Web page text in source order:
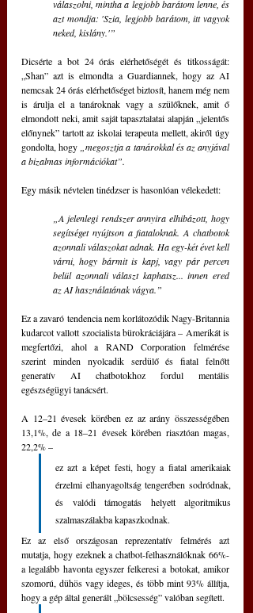
válaszolni, mintha a legjobb barátom lenne, és
azt mondja: 'Szia, legjobb barátom, itt vagyok
neked, kislány.'”
Dicsérte a bot 24 órás elérhetőségét és titkosságát:
„Shan” azt is elmondta a Guardiannek, hogy az AI
nemcsak 24 órás elérhetőséget biztosít, hanem még nem
is árulja el a tanároknak vagy a szülőknek, amit ő
elmondott neki, amit saját tapasztalatai alapján „jelentős
előnynek” tartott az iskolai terapeuta mellett, akiről úgy
gondolta, hogy „megosztja a tanárokkal és az anyjával
a bizalmas információkat”.
Egy másik névtelen tinédzser is hasonlóan vélekedett:
„A jelenlegi rendszer annyira elhibázott, hogy
segítséget nyújtson a fiataloknak. A chatbotok
azonnali válaszokat adnak. Ha egy-két évet kell
várni, hogy bármit is kapj, vagy pár percen
belül azonnali választ kaphatsz... innen ered
az AI használatának vágya.”
Ez a zavaró tendencia nem korlátozódik Nagy-Britannia
kudarcot vallott szocialista bürokráciájára – Amerikát is
megfertőzi, ahol a RAND Corporation felmérése
szerint minden nyolcadik serdülő és fiatal felnőtt
generatív AI chatbotokhoz fordul mentális
egészségügyi tanácsért.
A 12–21 évesek körében ez az arány összességében
13,1%, de a 18–21 évesek körében riasztóan magas,
22,2% –
ez azt a képet festi, hogy a fiatal amerikaiak
érzelmi elhanyagoltság tengerében sodródnak,
és valódi támogatás helyett algoritmikus
szalmaszálakba kapaszkodnak.
Ez az első országosan reprezentatív felmérés azt
mutatja, hogy ezeknek a chatbot-felhasználóknak 66%-
a legalább havonta egyszer felkeresi a botokat, amikor
szomorú, dühös vagy ideges, és több mint 93% állítja,
hogy a gép által generált „bölcsesség” valóban segített.